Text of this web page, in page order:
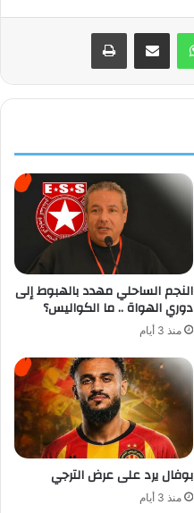
واتساب
النجم الساحلي مهدد بالهبوط إلى
دوري الهواة .. ما الكواليس؟
منذ 3 أيام
بوفال يرد على عرض الترجي
منذ 3 أيام